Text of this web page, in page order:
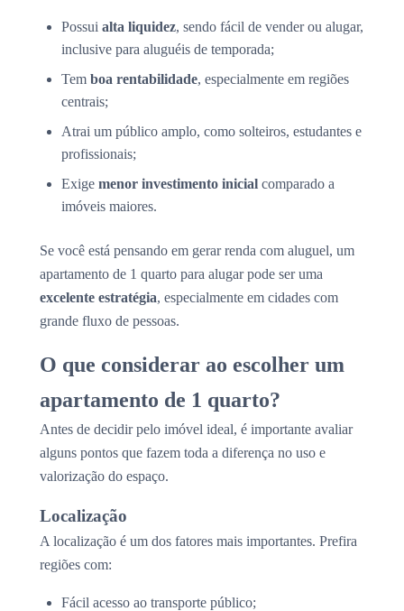
Possui alta liquidez, sendo fácil de vender ou alugar,
inclusive para aluguéis de temporada;
Tem boa rentabilidade, especialmente em regiões
centrais;
Atrai um público amplo, como solteiros, estudantes e
profissionais;
Exige menor investimento inicial comparado a
imóveis maiores.
Se você está pensando em gerar renda com aluguel, um
apartamento de 1 quarto para alugar pode ser uma
excelente estratégia, especialmente em cidades com
grande fluxo de pessoas.
O que considerar ao escolher um
apartamento de 1 quarto?
Antes de decidir pelo imóvel ideal, é importante avaliar
alguns pontos que fazem toda a diferença no uso e
valorização do espaço.
Localização
A localização é um dos fatores mais importantes. Prefira
regiões com:
Fácil acesso ao transporte público;